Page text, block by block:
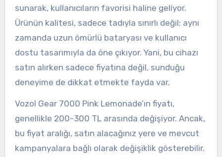
sunarak, kullanıcıların favorisi haline geliyor.
Ürünün kalitesi, sadece tadıyla sınırlı değil; aynı
zamanda uzun ömürlü bataryası ve kullanıcı
dostu tasarımıyla da öne çıkıyor. Yani, bu cihazı
satın alırken sadece fiyatına değil, sunduğu
deneyime de dikkat etmekte fayda var.
Vozol Gear 7000 Pink Lemonade’ın fiyatı,
genellikle 200-300 TL arasında değişiyor. Ancak,
bu fiyat aralığı, satın alacağınız yere ve mevcut
kampanyalara bağlı olarak değişiklik gösterebilir.